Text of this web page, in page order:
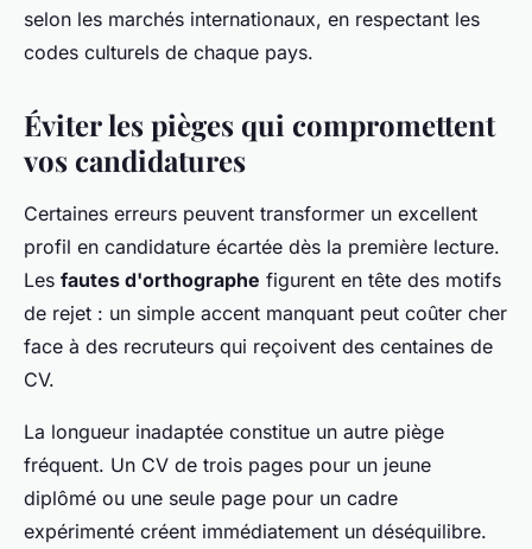
selon les marchés internationaux, en respectant les
codes culturels de chaque pays.
Éviter les pièges qui compromettent
vos candidatures
Certaines erreurs peuvent transformer un excellent
profil en candidature écartée dès la première lecture.
Les fautes d'orthographe figurent en tête des motifs
de rejet : un simple accent manquant peut coûter cher
face à des recruteurs qui reçoivent des centaines de
CV.
La longueur inadaptée constitue un autre piège
fréquent. Un CV de trois pages pour un jeune
diplômé ou une seule page pour un cadre
expérimenté créent immédiatement un déséquilibre.